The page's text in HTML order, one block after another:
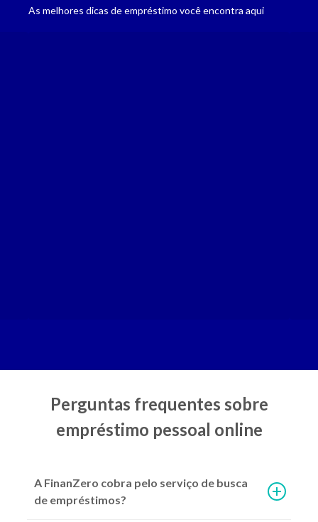
Empréstimo com Garantia de Veículo - Mais Crédito, Menos
As melhores dicas de empréstimo você encontra aqui
"Não foi possível cadastrar o dispositivo" no aplicativo do
Perguntas frequentes sobre
empréstimo pessoal online
A FinanZero cobra pelo serviço de busca
de empréstimos?